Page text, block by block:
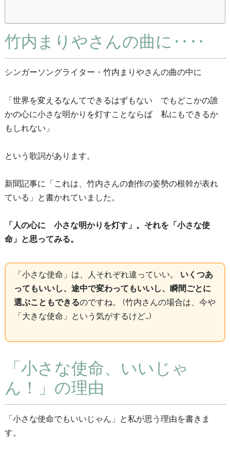
竹内まりやさんの曲に‥‥
シンガーソングライター・竹内まりやさんの曲の中に
「世界を変えるなんてできるはずもない でもどこかの誰
かの心に小さな明かりを灯すことならば 私にもできるか
もしれない」
という歌詞があります。
新聞記事に「これは、竹内さんの創作の姿勢の根幹が表れ
ている」と書かれていました。
「人の心に 小さな明かりを灯す」。それを「小さな使
命」と思ってみる。
「小さな使命」は、人それぞれ違っていい。
いくつあ
ってもいいし、途中で変わってもいいし、瞬間ごとに
選ぶこともできるのですね。 (竹内さんの場合は、今や
「大きな使命」という気がするけど…)
「小さな使命、いいじゃ
ん！」の理由
「小さな使命でもいいじゃん」と私が思う理由を書きま
す。